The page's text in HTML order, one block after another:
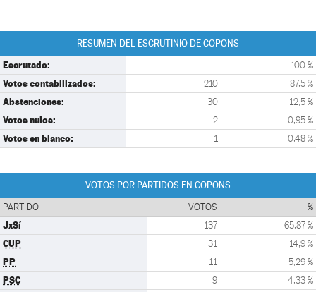
RESUMEN DEL ESCRUTINIO DE COPONS
Escrutado: 100 %
Votos contabilizados: 210 87,5 %
Abstenciones: 30 12,5 %
Votos nulos: 2 0,95 %
Votos en blanco: 1 0,48 %
VOTOS POR PARTIDOS EN COPONS
PARTIDO VOTOS %
JxSí 137 65,87 %
CUP 31 14,9 %
PP 11 5,29 %
PSC 9 4,33 %